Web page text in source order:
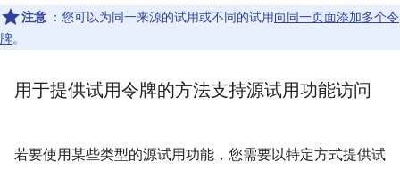
注意 ：您可以为同一来源的试用或不同的试用向同一页面添加多个令
牌。
用于提供试用令牌的方法支持源试用功能访问
若要使用某些类型的源试用功能，您需要以特定方式提供试